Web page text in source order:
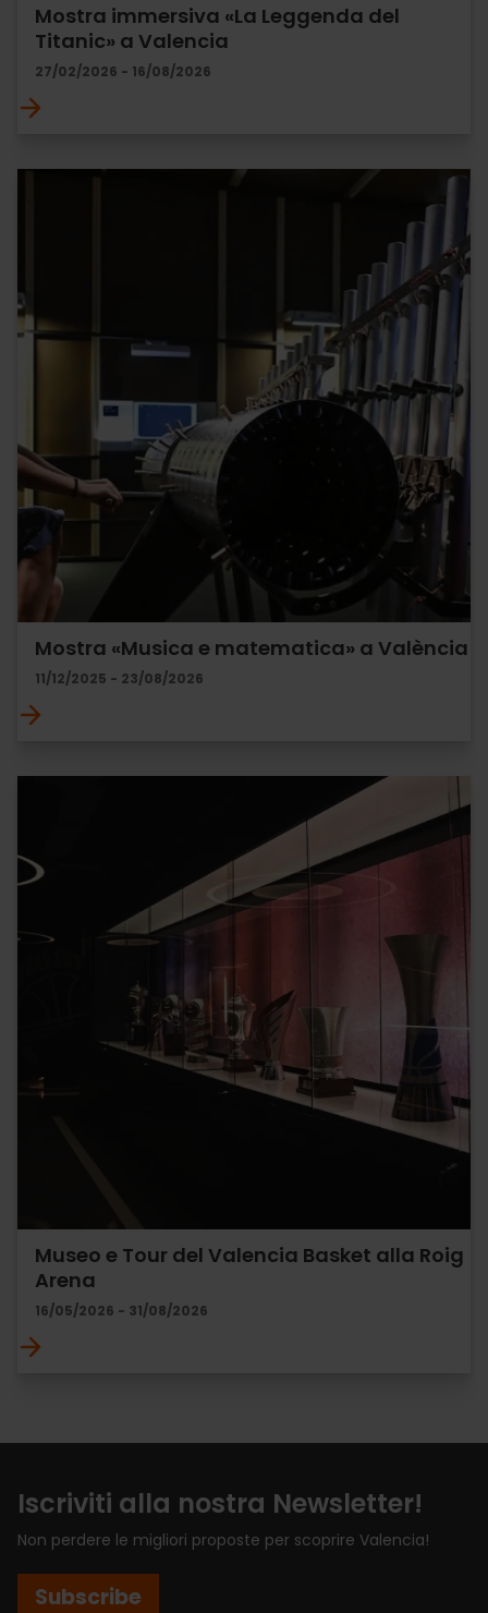
Mostra immersiva «La Leggenda del
Titanic» a Valencia
27/02/2026 - 16/08/2026
Mostra «Musica e matematica» a València
11/12/2025 - 23/08/2026
Museo e Tour del Valencia Basket alla Roig
Arena
16/05/2026 - 31/08/2026
Iscriviti alla nostra Newsletter!
Non perdere le migliori proposte per scoprire Valencia!
Subscribe